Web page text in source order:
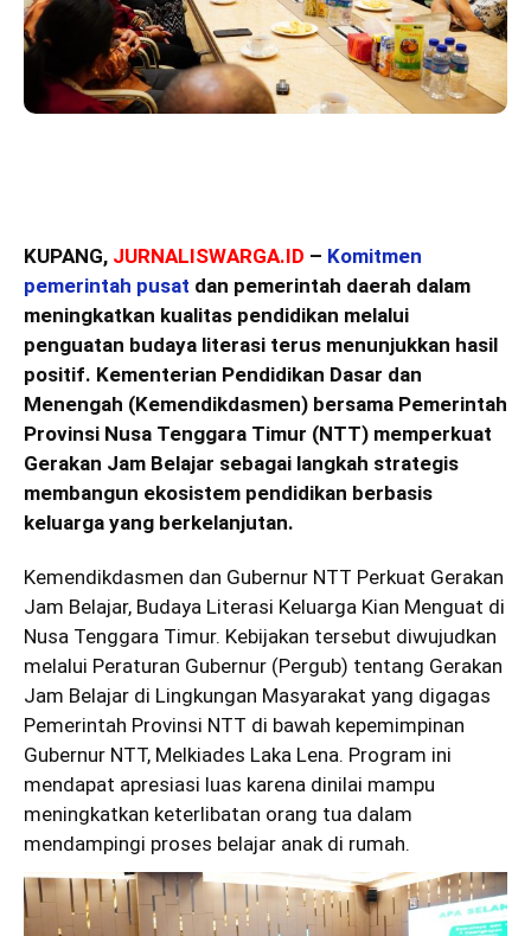
KUPANG, JURNALISWARGA.ID – Komitmen
pemerintah pusat dan pemerintah daerah dalam
meningkatkan kualitas pendidikan melalui
penguatan budaya literasi terus menunjukkan hasil
positif. Kementerian Pendidikan Dasar dan
Menengah (Kemendikdasmen) bersama Pemerintah
Provinsi Nusa Tenggara Timur (NTT) memperkuat
Gerakan Jam Belajar sebagai langkah strategis
membangun ekosistem pendidikan berbasis
keluarga yang berkelanjutan.
Kemendikdasmen dan Gubernur NTT Perkuat Gerakan
Jam Belajar, Budaya Literasi Keluarga Kian Menguat di
Nusa Tenggara Timur. Kebijakan tersebut diwujudkan
melalui Peraturan Gubernur (Pergub) tentang Gerakan
Jam Belajar di Lingkungan Masyarakat yang digagas
Pemerintah Provinsi NTT di bawah kepemimpinan
Gubernur NTT, Melkiades Laka Lena. Program ini
mendapat apresiasi luas karena dinilai mampu
meningkatkan keterlibatan orang tua dalam
mendampingi proses belajar anak di rumah.